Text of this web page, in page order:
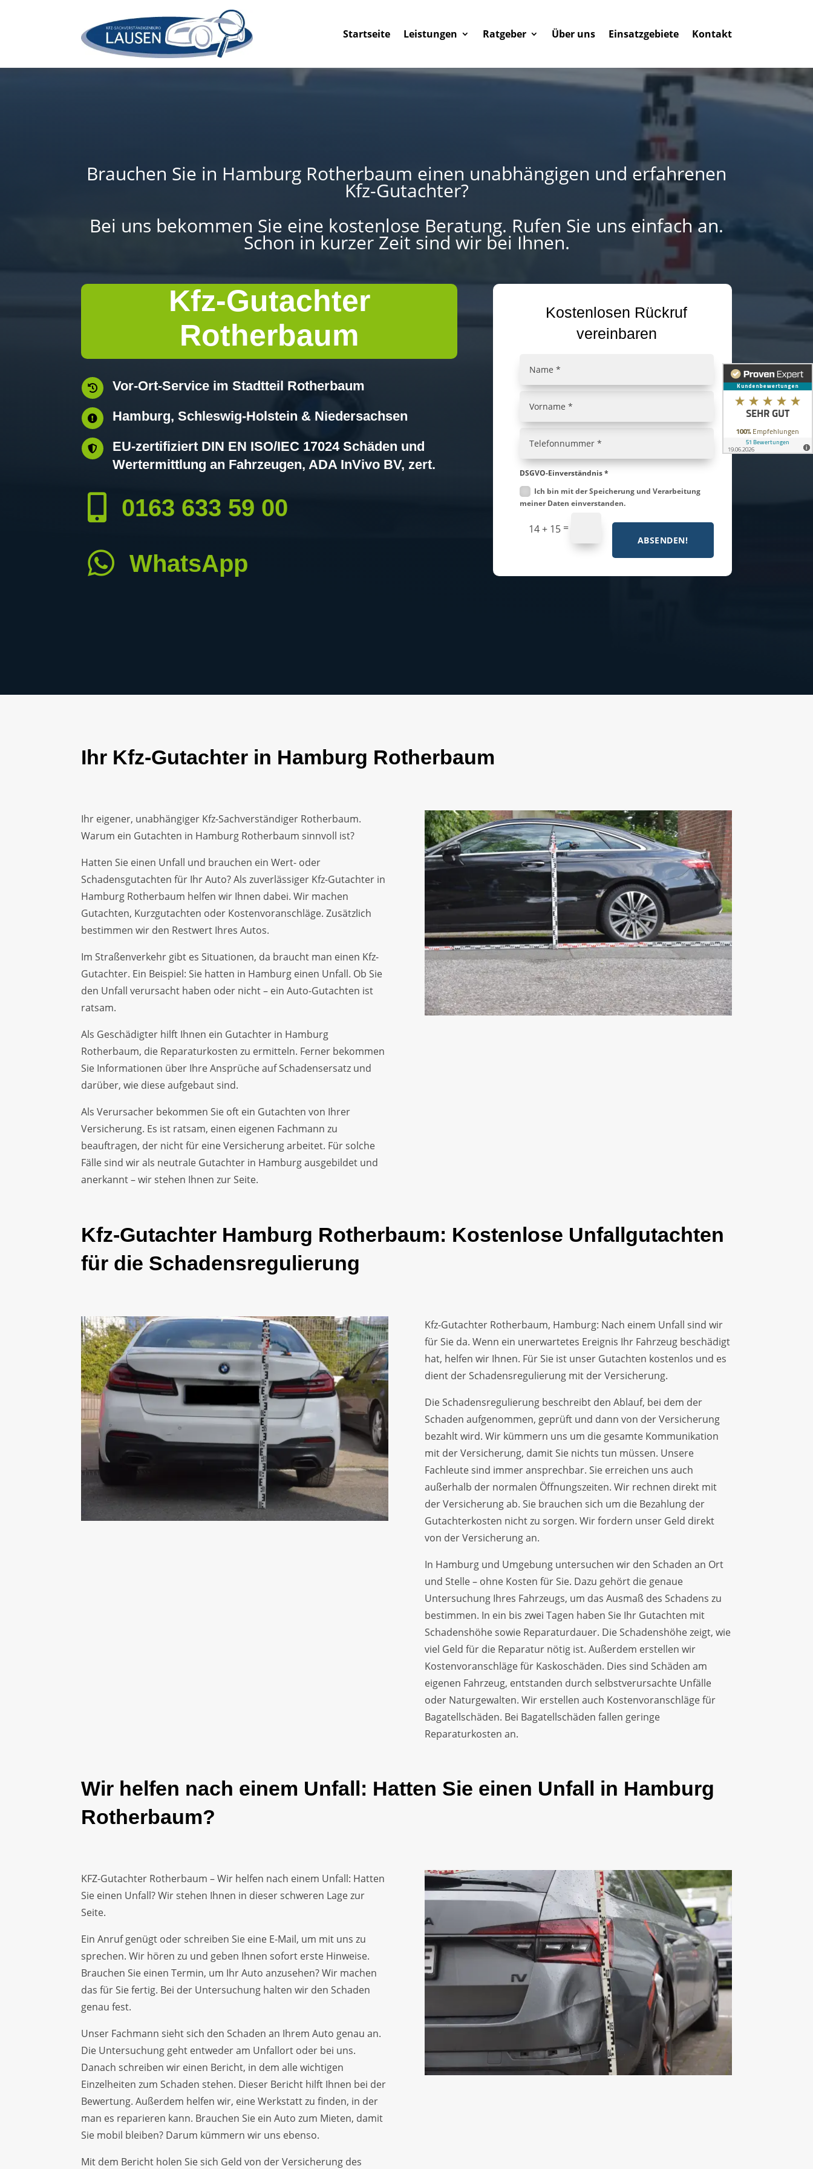
Startseite Leistungen Ratgeber Über uns Einsatzgebiete Kontakt
Brauchen Sie in Hamburg Rotherbaum einen unabhängigen und erfahrenen
Kfz-Gutachter?
Bei uns bekommen Sie eine kostenlose Beratung. Rufen Sie uns einfach an.
Schon in kurzer Zeit sind wir bei Ihnen.
Kfz-Gutachter
Rotherbaum
 Vor-Ort-Service im Stadtteil Rotherbaum
 Hamburg, Schleswig-Holstein & Niedersachsen

EU-zertifiziert DIN EN ISO/IEC 17024 Schäden und
Wertermittlung an Fahrzeugen, ADA InVivo BV, zert.
 0163 633 59 00
 WhatsApp
Kostenlosen Rückruf
vereinbaren
DSGVO-Einverständnis *
Ich bin mit der Speicherung und Verarbeitung
meiner Daten einverstanden.
14 + 15=
ABSENDEN!
Ihr Kfz-Gutachter in Hamburg Rotherbaum
Ihr eigener, unabhängiger Kfz-Sachverständiger Rotherbaum.
Warum ein Gutachten in Hamburg Rotherbaum sinnvoll ist?
Hatten Sie einen Unfall und brauchen ein Wert- oder
Schadensgutachten für Ihr Auto? Als zuverlässiger Kfz-Gutachter in
Hamburg Rotherbaum helfen wir Ihnen dabei. Wir machen
Gutachten, Kurzgutachten oder Kostenvoranschläge. Zusätzlich
bestimmen wir den Restwert Ihres Autos.
Im Straßenverkehr gibt es Situationen, da braucht man einen Kfz-
Gutachter. Ein Beispiel: Sie hatten in Hamburg einen Unfall. Ob Sie
den Unfall verursacht haben oder nicht – ein Auto-Gutachten ist
ratsam.
Als Geschädigter hilft Ihnen ein Gutachter in Hamburg
Rotherbaum, die Reparaturkosten zu ermitteln. Ferner bekommen
Sie Informationen über Ihre Ansprüche auf Schadensersatz und
darüber, wie diese aufgebaut sind.
Als Verursacher bekommen Sie oft ein Gutachten von Ihrer
Versicherung. Es ist ratsam, einen eigenen Fachmann zu
beauftragen, der nicht für eine Versicherung arbeitet. Für solche
Fälle sind wir als neutrale Gutachter in Hamburg ausgebildet und
anerkannt – wir stehen Ihnen zur Seite.
Kfz-Gutachter Hamburg Rotherbaum: Kostenlose Unfallgutachten
für die Schadensregulierung
Kfz-Gutachter Rotherbaum, Hamburg: Nach einem Unfall sind wir
für Sie da. Wenn ein unerwartetes Ereignis Ihr Fahrzeug beschädigt
hat, helfen wir Ihnen. Für Sie ist unser Gutachten kostenlos und es
dient der Schadensregulierung mit der Versicherung.
Die Schadensregulierung beschreibt den Ablauf, bei dem der
Schaden aufgenommen, geprüft und dann von der Versicherung
bezahlt wird. Wir kümmern uns um die gesamte Kommunikation
mit der Versicherung, damit Sie nichts tun müssen. Unsere
Fachleute sind immer ansprechbar. Sie erreichen uns auch
außerhalb der normalen Öffnungszeiten. Wir rechnen direkt mit
der Versicherung ab. Sie brauchen sich um die Bezahlung der
Gutachterkosten nicht zu sorgen. Wir fordern unser Geld direkt
von der Versicherung an.
In Hamburg und Umgebung untersuchen wir den Schaden an Ort
und Stelle – ohne Kosten für Sie. Dazu gehört die genaue
Untersuchung Ihres Fahrzeugs, um das Ausmaß des Schadens zu
bestimmen. In ein bis zwei Tagen haben Sie Ihr Gutachten mit
Schadenshöhe sowie Reparaturdauer. Die Schadenshöhe zeigt, wie
viel Geld für die Reparatur nötig ist. Außerdem erstellen wir
Kostenvoranschläge für Kaskoschäden. Dies sind Schäden am
eigenen Fahrzeug, entstanden durch selbstverursachte Unfälle
oder Naturgewalten. Wir erstellen auch Kostenvoranschläge für
Bagatellschäden. Bei Bagatellschäden fallen geringe
Reparaturkosten an.
Wir helfen nach einem Unfall: Hatten Sie einen Unfall in Hamburg
Rotherbaum?
KFZ-Gutachter Rotherbaum – Wir helfen nach einem Unfall: Hatten
Sie einen Unfall? Wir stehen Ihnen in dieser schweren Lage zur
Seite.
Ein Anruf genügt oder schreiben Sie eine E-Mail, um mit uns zu
sprechen. Wir hören zu und geben Ihnen sofort erste Hinweise.
Brauchen Sie einen Termin, um Ihr Auto anzusehen? Wir machen
das für Sie fertig. Bei der Untersuchung halten wir den Schaden
genau fest.
Unser Fachmann sieht sich den Schaden an Ihrem Auto genau an.
Die Untersuchung geht entweder am Unfallort oder bei uns.
Danach schreiben wir einen Bericht, in dem alle wichtigen
Einzelheiten zum Schaden stehen. Dieser Bericht hilft Ihnen bei der
Bewertung. Außerdem helfen wir, eine Werkstatt zu finden, in der
man es reparieren kann. Brauchen Sie ein Auto zum Mieten, damit
Sie mobil bleiben? Darum kümmern wir uns ebenso.
Mit dem Bericht holen Sie sich Geld von der Versicherung des